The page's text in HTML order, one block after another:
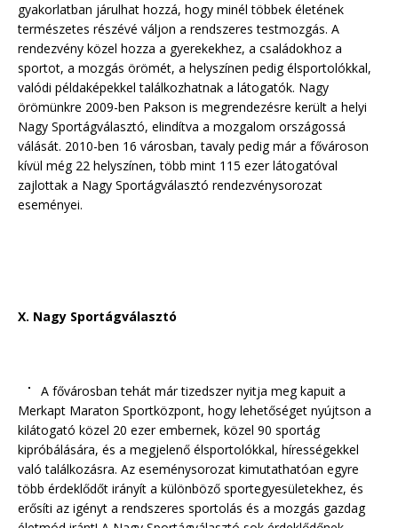
gyakorlatban járulhat hozzá, hogy minél többek életének
természetes részévé váljon a rendszeres testmozgás. A
rendezvény közel hozza a gyerekekhez, a családokhoz a
sportot, a mozgás örömét, a helyszínen pedig élsportolókkal,
valódi példaképekkel találkozhatnak a látogatók. Nagy
örömünkre 2009-ben Pakson is megrendezésre került a helyi
Nagy Sportágválasztó, elindítva a mozgalom országossá
válását. 2010-ben 16 városban, tavaly pedig már a fővároson
kívül még 22 helyszínen, több mint 115 ezer látogatóval
zajlottak a Nagy Sportágválasztó rendezvénysorozat
eseményei.
X. Nagy Sportágválasztó
A fővárosban tehát már tizedszer nyitja meg kapuit a
Merkapt Maraton Sportközpont, hogy lehetőséget nyújtson a
kilátogató közel 20 ezer embernek, közel 90 sportág
kipróbálására, és a megjelenő élsportolókkal, hírességekkel
való találkozásra. Az eseménysorozat kimutathatóan egyre
több érdeklődőt irányít a különböző sportegyesületekhez, és
erősíti az igényt a rendszeres sportolás és a mozgás gazdag